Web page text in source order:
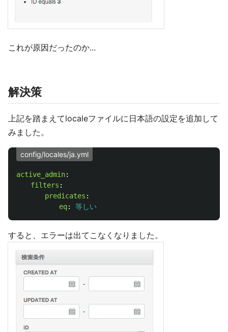
これが原因だったのか...
解決策
上記を踏まえてlocaleファイルに日本語の設定を追加して
みました。
config/locales/ja.yml
active_admin:
filters :
predicates :
eq: 等しい
すると、エラーは出てこなくなりました。